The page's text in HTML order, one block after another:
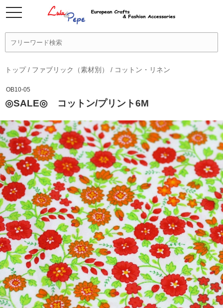
トップ/ ファブリック（素材別） / コットン・リネン
OB10-05
◎SALE◎ コットン/プリント6M